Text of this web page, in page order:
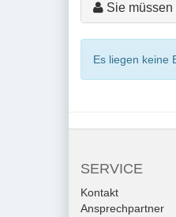
Sie
Es liegen keine
SERVICE
Kontakt
Ansprechpartner